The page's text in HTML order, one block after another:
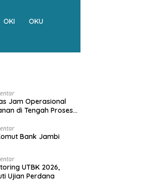
OKI OKU
JAECOO J5 EV Punya Jawaban
yang Bikin Orang Tua Tenang
Jam Operasional
di Tengah Proses
Bank Jambi
UTBK 2026,
Ujian Perdana